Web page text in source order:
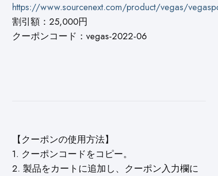
https://www.sourcenext.com/product/vegas/
割引額：25,000円
クーポンコード：vegas-2022-06
【クーポンの使用方法】
1. クーポンコードをコピー。
2. 製品をカートに追加し、クーポン入力欄に